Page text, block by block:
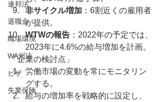
連邦法
退職金
職場環境
WA州法
ビザ
失業保険
非サイクル増加 ：6割近くの雇用者
が提供。
WTWの報告 ：2022年の予定では、
2023年に4.6%の給与増加を計画。
「企業の検討点」
労働市場の変動を常にモニタリン
グする。
給与の増加率を戦略的に設定し、